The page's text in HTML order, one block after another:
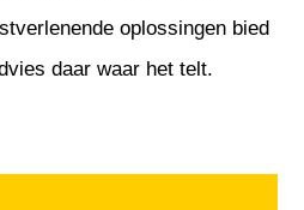
oplossingen bied
daar waar het telt.